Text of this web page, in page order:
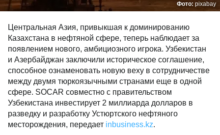
Фото: pixabay
Центральная Азия, привыкшая к доминированию
Казахстана в нефтяной сфере, теперь наблюдает за
появлением нового, амбициозного игрока. Узбекистан
и Азербайджан заключили историческое соглашение,
способное ознаменовать новую веху в сотрудничестве
между двумя тюркоязычными странами еще в одной
сфере. SOCAR совместно с правительством
Узбекистана инвестирует 2 миллиарда долларов в
разведку и разработку Устюртского нефтяного
месторождения, передает inbusiness.kz.